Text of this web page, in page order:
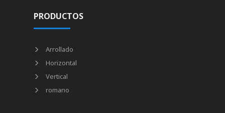
PRODUCTOS
Arrollado
Horizontal
Vertical
romano